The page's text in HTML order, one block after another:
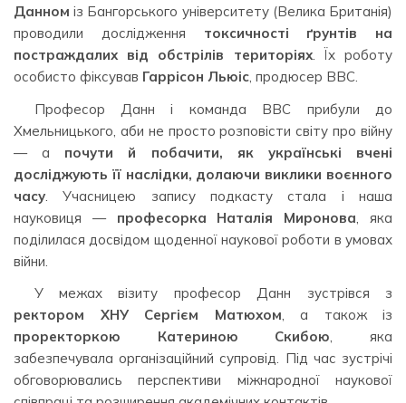
Данном із Бангорського університету (Велика Британія)
проводили дослідження токсичності ґрунтів на
постраждалих від обстрілів територіях. Їх роботу
особисто фіксував Гаррісон Льюіс, продюсер BBC.
Професор Данн і команда BBC прибули до
Хмельницького, аби не просто розповісти світу про війну
— а почути й побачити, як українські вчені
досліджують її наслідки, долаючи виклики воєнного
часу . Учасницею запису подкасту стала і наша
науковиця — професорка Наталія Миронова , яка
поділилася досвідом щоденної наукової роботи в умовах
війни.
У межах візиту професор Данн зустрівся з
ректором ХНУ Сергієм Матюхом , а також із
проректоркою Катериною Скибою , яка
забезпечувала організаційний супровід. Під час зустрічі
обговорювались перспективи міжнародної наукової